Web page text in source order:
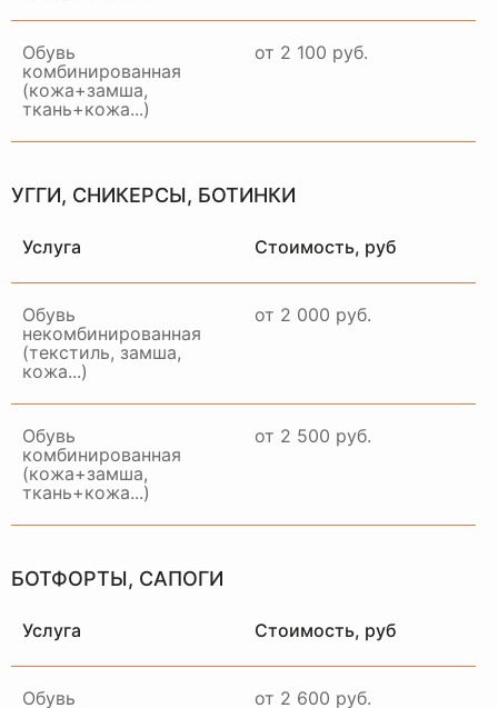
Обувь
комбинированная
(кожа+замша,
ткань+кожа...)
от 2 100 руб.
УГГИ, СНИКЕРСЫ, БОТИНКИ
Услуга Стоимость, руб
Обувь
некомбинированная
(текстиль, замша,
кожа...)
от 2 000 руб.
Обувь
комбинированная
(кожа+замша,
ткань+кожа...)
от 2 500 руб.
БОТФОРТЫ, САПОГИ
Услуга Стоимость, руб
Обувь
от 2 600 руб.
ЗАКАЗАТЬ ДОСТАВКУ
НАШОТДЕЛ
РАБОТАЕТ ПО ВСЕЙ
МОСКВЕ И МО
Примем ваше изделие,
качественно восстановим и
состоянии в удобное для вас
время и место